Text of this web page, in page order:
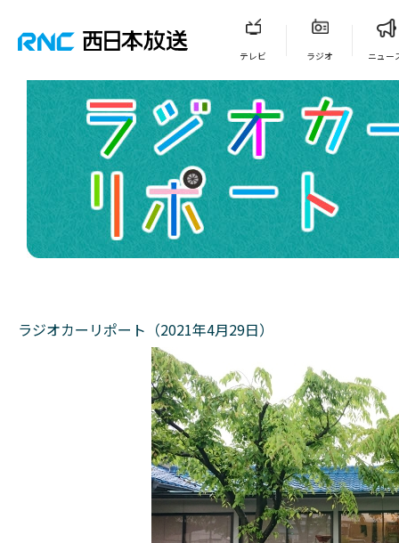
テレビ ラジオ ニュー
ラジオカーリポート（2021年4月29日）